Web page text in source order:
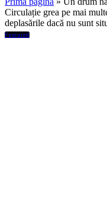
Circulație grea pe mai
deplasările dacă nu sunt
Featured